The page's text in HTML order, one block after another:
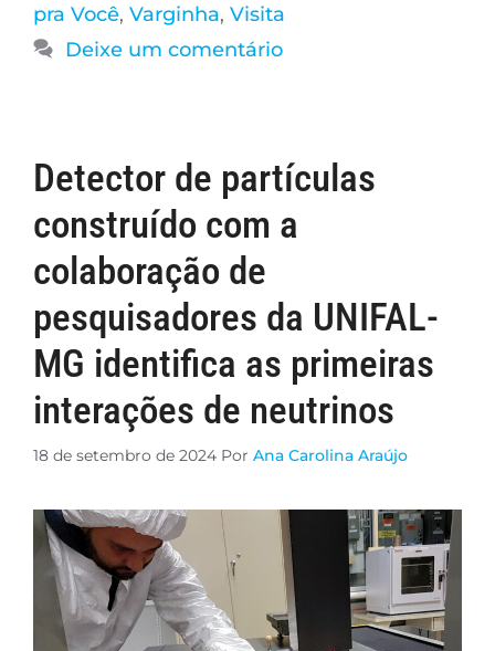
pra Você, Varginha, Visita
Deixe um comentário
Detector de partículas
construído com a
colaboração de
pesquisadores da UNIFAL-
MG identifica as primeiras
interações de neutrinos
18 de setembro de 2024 Por Ana Carolina Araújo